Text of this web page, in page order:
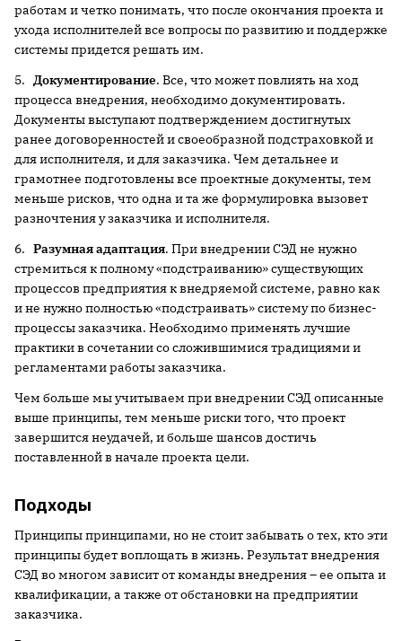
работам и четко понимать, что после окончания проекта и
ухода исполнителей все вопросы по развитию и поддержке
системы придется решать им.
5. Документирование. Все, что может повлиять на ход
процесса внедрения, необходимо документировать.
Документы выступают подтверждением достигнутых
ранее договоренностей и своеобразной подстраховкой и
для исполнителя, и для заказчика. Чем детальнее и
грамотнее подготовлены все проектные документы, тем
меньше рисков, что одна и та же формулировка вызовет
разночтения у заказчика и исполнителя.
6. Разумная адаптация. При внедрении СЭД не нужно
стремиться к полному «подстраиванию» существующих
процессов предприятия к внедряемой системе, равно как
и не нужно полностью «подстраивать» систему по бизнес-
процессы заказчика. Необходимо применять лучшие
практики в сочетании со сложившимися традициями и
регламентами работы заказчика.
Чем больше мы учитываем при внедрении СЭД описанные
выше принципы, тем меньше риски того, что проект
завершится неудачей, и больше шансов достичь
поставленной в начале проекта цели.
Подходы
Принципы принципами, но не стоит забывать о тех, кто эти
принципы будет воплощать в жизнь. Результат внедрения
СЭД во многом зависит от команды внедрения – ее опыта и
квалификации, а также от обстановки на предприятии
заказчика.